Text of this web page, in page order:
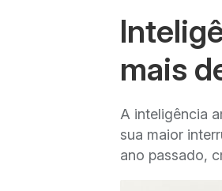
mais
A inteligência
sua maior
ano passado,